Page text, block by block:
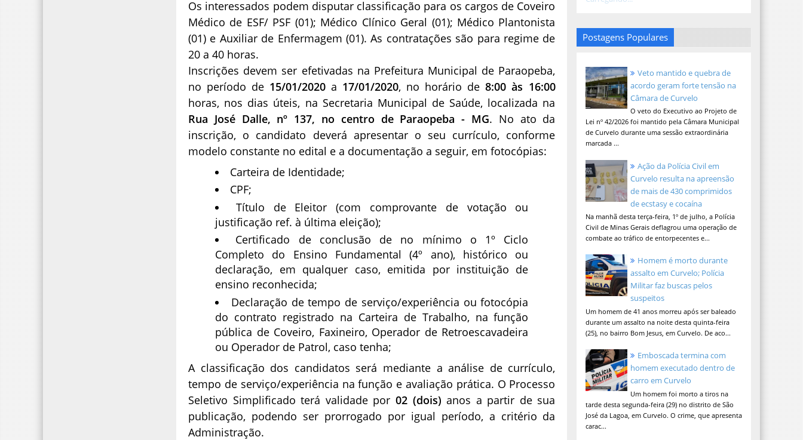
Os interessados podem disputar classificação para os cargos de Coveiro
Médico de ESF/ PSF (01); Médico Clínico Geral (01); Médico Plantonista
(01) e Auxiliar de Enfermagem (01). As contratações são para regime de
20 a 40 horas.
Inscrições devem ser efetivadas na Prefeitura Municipal de Paraopeba,
no período de 15/01/2020 a 17/01/2020, no horário de8:00 às 16:00
horas, nos dias úteis, na Secretaria Municipal de Saúde, localizada na
Rua José Dalle, nº 137, no centro de Paraopeba - MG. No ato da
inscrição, o candidato deverá apresentar o seu currículo, conforme
modelo constante no edital e a documentação a seguir, em fotocópias:
Carteira de Identidade;
CPF;
Título de Eleitor (com comprovante de votação ou
justificação ref. à última eleição);
Certificado de conclusão de no mínimo o 1º Ciclo
Completo do Ensino Fundamental (4º ano), histórico ou
declaração, em qualquer caso, emitida por instituição de
ensino reconhecida;
Declaração de tempo de serviço/experiência ou fotocópia
do contrato registrado na Carteira de Trabalho, na função
pública de Coveiro, Faxineiro, Operador de Retroescavadeira
ou Operador de Patrol, caso tenha;
A classificação dos candidatos será mediante a análise de currículo,
tempo de serviço/experiência na função e avaliação prática. O Processo
Seletivo Simplificado terá validade por 02 (dois)anos a partir de sua
publicação, podendo ser prorrogado por igual período, a critério da
Administração.
Postagens Populares
Veto mantido e quebra de
acordo geram forte tensão na
Câmara de Curvelo
O veto do Executivo ao Projeto de
Lei nº 42/2026 foi mantido pela Câmara Municipal
de Curvelo durante uma sessão extraordinária
marcada ...
Ação da Polícia Civil em
Curvelo resulta na apreensão
de mais de 430 comprimidos
de ecstasy e cocaína
Na manhã desta terça-feira, 1º de julho, a Polícia
Civil de Minas Gerais deflagrou uma operação de
combate ao tráfico de entorpecentes e...
Homem é morto durante
assalto em Curvelo; Polícia
Militar faz buscas pelos
suspeitos
Um homem de 41 anos morreu após ser baleado
durante um assalto na noite desta quinta-feira
(25), no bairro Bom Jesus, em Curvelo. De aco...
Emboscada termina com
homem executado dentro de
carro em Curvelo
Um homem foi morto a tiros na
tarde desta segunda-feira (29) no distrito de São
José da Lagoa, em Curvelo. O crime, que apresenta
carac...